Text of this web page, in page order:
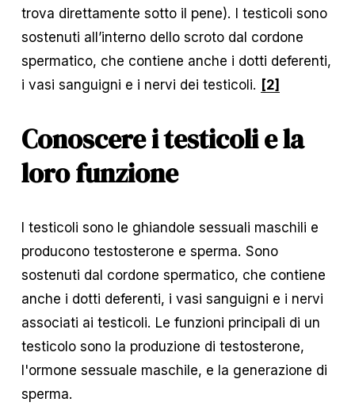
trova direttamente sotto il pene). I testicoli sono
sostenuti all’interno dello scroto dal cordone
spermatico, che contiene anche i dotti deferenti,
i vasi sanguigni e i nervi dei testicoli. [2]
Conoscere i testicoli e la
loro funzione
I testicoli sono le ghiandole sessuali maschili e
producono testosterone e sperma. Sono
sostenuti dal cordone spermatico, che contiene
anche i dotti deferenti, i vasi sanguigni e i nervi
associati ai testicoli. Le funzioni principali di un
testicolo sono la produzione di testosterone,
l'ormone sessuale maschile, e la generazione di
sperma.